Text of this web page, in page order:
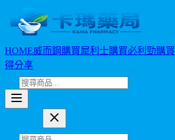
HOME威而鋼購買犀利士購買必利勁購買
得分享